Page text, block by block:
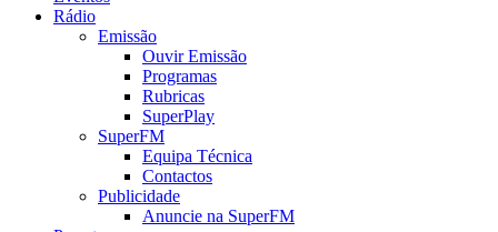
Rádio
Emissão
Ouvir Emissão
Programas
Rubricas
SuperPlay
SuperFM
Equipa Técnica
Contactos
Publicidade
Anuncie na SuperFM